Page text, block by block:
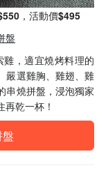
，活動價$495
盤
雞，適宜燒烤料理的
嚴選雞胸、雞翅、雞
串燒拼盤，浸泡獨家
乾一杯！